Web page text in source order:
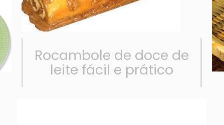
Rocambole de doce de
leite fácil e prático